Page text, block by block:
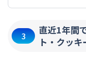
3
直近1年間
ト・クッキ